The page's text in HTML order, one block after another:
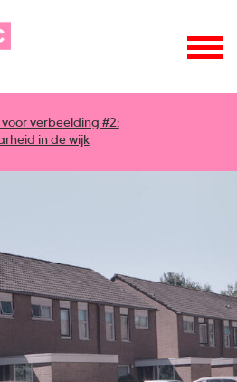
voor verbeelding #2:
in de wijk